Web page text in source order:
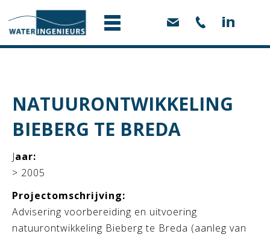
NATUURONTWIKKELING
BIEBERG TE BREDA
Jaar:
> 2005
Projectomschrijving:
Advisering voorbereiding en uitvoering
natuurontwikkeling Bieberg te Breda (aanleg van